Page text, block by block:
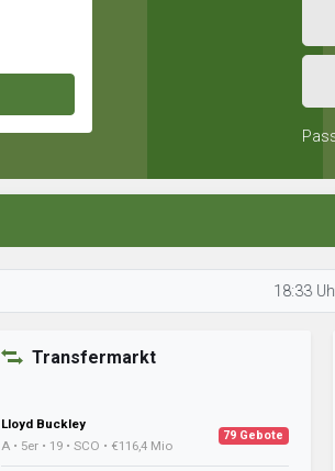
18:33 Uhr:
Transfermarkt
Lloyd Buckley
A • 5er • 19 • SCO • €116,4 Mio
79 Gebote